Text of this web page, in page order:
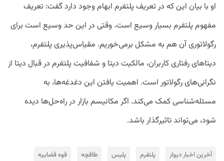
او با بیان این که در تعریف پلتفرم ابهام وجود دارد گفت: تعریف
مفهوم پلتفرم بسیار وسیع است. وقتی در این حد وسیع است برای
رگولاتوری آن هم به مشکل برمی‌خوریم. مقیاس‌پذیری پلتفرم،
دیتاهای رفتاری کاربران، مالکیت دیتا و شفافیت پلتفرم در قبال دیتا از
نگرانی‌های رگولاتور است. اهمیت یافتن این دغدغه‌ها، به
مسئله‌شناسی کمک می‌کند. اگر مکانیسم بازار در راه‌حل‌ها دیده
شود، می‌تواند تاثیر‌گذار باشد.
آخرین اخبار دیوار پلتفرم پلیس طاقچه قوه قضاییه